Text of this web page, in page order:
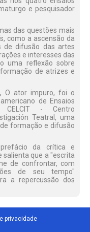
e pesquisador
das questões mais
como a ascensão da
de difusão das artes
e interesses das
uma reflexão sobre
de atrizes e
O ator impuro, foi o
de Ensaios
CELCIT - Centro
Teatral, uma
formação e difusão
da crítica e
salienta que a "escrita
de confrontar, com
de seu tempo"
a repercussão dos
privacidade